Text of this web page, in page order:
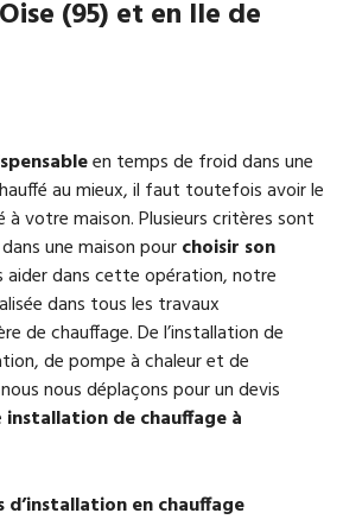
(95) et en Ile de
en temps de froid dans une
au mieux, il faut toutefois avoir le
votre maison. Plusieurs critères sont
une maison pourchoisir son
aider dans cette opération, notre
dans tous les travaux
de chauffage. De l’installation de
de pompe à chaleur et de
nous déplaçons pour un devis
installation de chauffage à
en chauffage